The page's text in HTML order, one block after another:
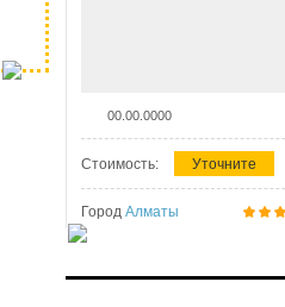
00.00.0000
Стоимость: Уточните
Город Алматы